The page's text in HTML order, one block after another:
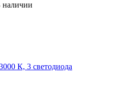
наличии
К, 3 светодиода